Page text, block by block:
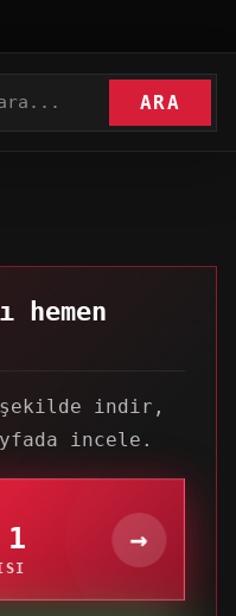
ARA
hemen
şekilde indir,
incele.
→